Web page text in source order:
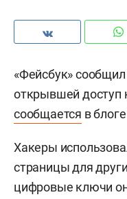
«Фейсбук»
открывшей доступ
сообщается в
Хакеры
страницы для
цифровые ключи